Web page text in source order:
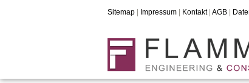
Sitemap Impressum Kontakt| AGB